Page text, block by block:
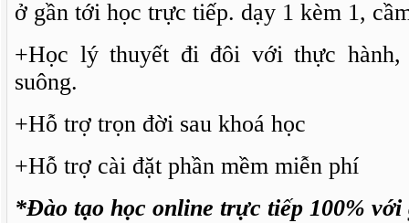
ở gần tới học trực tiếp. dạy 1 kèm 1,
+Học lý thuyết đi đôi với thực hành,
suông.
+Hỗ trợ trọn đời sau khoá học
+Hỗ trợ cài đặt phần mềm miễn phí
*Đào tạo học online trực tiếp 100% với